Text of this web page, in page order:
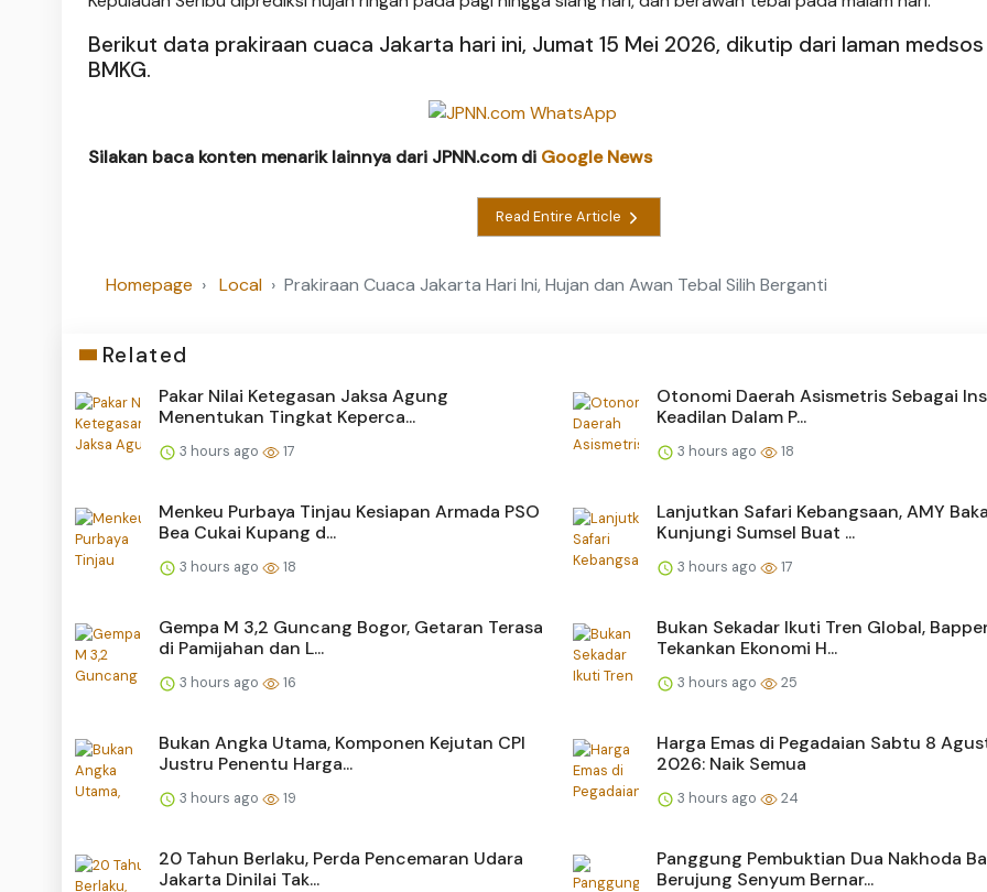
Berikut data prakiraan cuaca Jakarta hari ini, Jumat 15 Mei 2026, dikutip dari laman medsos
BMKG.
Silakan baca konten menarik lainnya dari JPNN.com di Google News
Read Entire Article
Homepage Local Prakiraan Cuaca Jakarta Hari Ini, Hujan dan Awan Tebal Silih Berganti
Related
Pakar Nilai Ketegasan Jaksa Agung
Menentukan Tingkat Keperca...
3 hours ago 17
Otonomi Daerah Asismetris Sebagai
Keadilan Dalam P...
3 hours ago 18
Menkeu Purbaya Tinjau Kesiapan Armada PSO
Bea Cukai Kupang d...
3 hours ago 18
Lanjutkan Safari Kebangsaan, AMY
Kunjungi Sumsel Buat ...
3 hours ago 17
Gempa M 3,2 Guncang Bogor, Getaran Terasa
di Pamijahan dan L...
3 hours ago 16
Bukan Sekadar Ikuti Tren Global,
Tekankan Ekonomi H...
3 hours ago 25
Bukan Angka Utama, Komponen Kejutan CPI
Justru Penentu Harga...
3 hours ago 19
Harga Emas di Pegadaian Sabtu 8
2026: Naik Semua
3 hours ago 24
20 Tahun Berlaku, Perda Pencemaran Udara
Jakarta Dinilai Tak...
Panggung Pembuktian Dua Nakhoda
Berujung Senyum Bernar...